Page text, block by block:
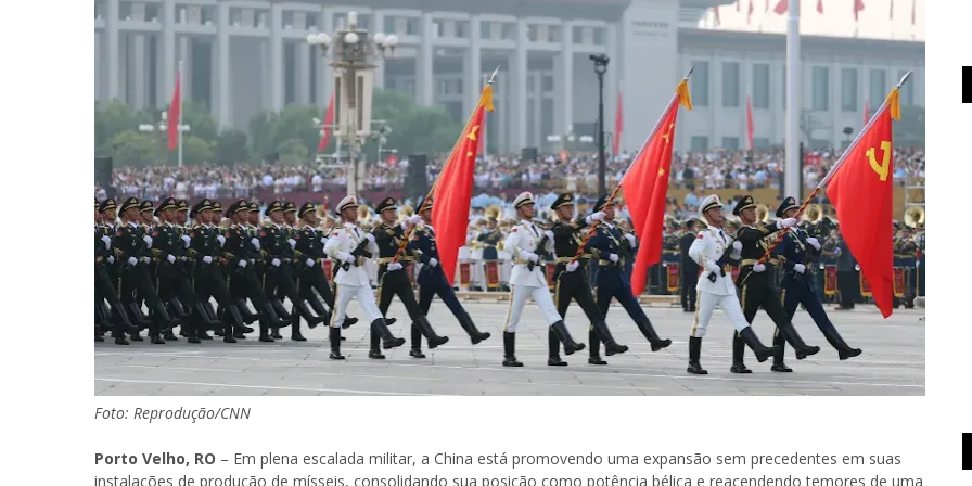
Foto: Reprodução/CNN
Porto Velho, RO – Em plena escalada militar, a China está promovendo uma expansão sem precedentes em suas
instalações de produção de mísseis, consolidando sua posição como potência bélica e reacendendo temores de uma